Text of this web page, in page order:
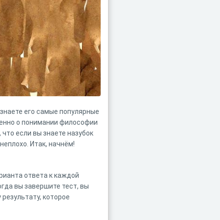
его самые популярные
о понимании философии
если вы знаете назубок
Итак, начнём!
ответа к каждой
вы завершите тест, вы
которое